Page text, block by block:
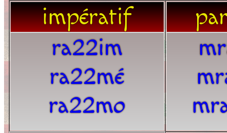
impératif
ra22im
ra22mé
ra22mo